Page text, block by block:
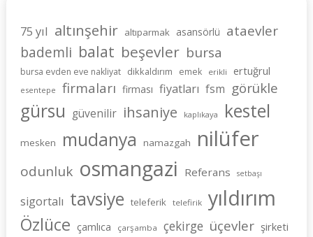
75 yıl altınşehir altıparmak asansörlü ataevler
bademli balat beşevler bursa
bursa evden eve nakliyat dikkaldırım emek erikli ertuğrul
esentepe firmaları firması fiyatları fsm görükle
gürsu güvenilir ihsaniye kaplıkaya kestel
mesken mudanya namazgah nilüfer
odunluk osmangazi Referans setbaşı
sigortalı tavsiye teleferik telefirik yıldırım
Özlüce çamlıca çarşamba çekirge üçevler şirketi